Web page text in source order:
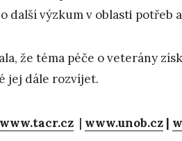
další výzkum v oblasti potřeb
že téma péče o veterány
jej dále rozvíjet.
www.tacr.cz | www.unob.cz |